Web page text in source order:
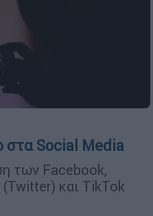
στα Social Media
των Facebook,
και TikTok